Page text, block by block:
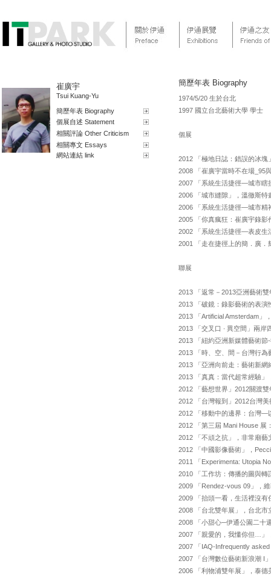
崔廣宇
Tsui Kuang-Yu
簡歷年表 Biography
個展自述 Statement
相關評論 Other Criticism
相關專文 Essays
網站連結 link
簡歷年表 Biography
1974/5/20 生於台北
1997 國立台北藝術大學 學士
個展
2012 「極地日誌：錯誤的冰
2008 「崔廣宇當時不在場_95
2007 「系統生活捷徑—城市瞎
2006 「城市縫隙」，溫徹斯特
2006 「系統生活捷徑—城市精
2005 「你真瘋狂：崔廣宇錄
2002 「系統生活捷徑—表皮生
2001 「走在捷徑上的簡．廣．
聯展
2013 「返常－2013亞洲藝術
2013 「破鏡：錄影藝術的表
2013 「Artificial Amsterdam」
2013 「交叉口 ∙ 異空間」兩
2013 「紐約亞洲新媒體藝術
2013 「時、空、間－台灣行
2013 「亞洲向前走：藝術新
2013 「真真：當代超常經驗
2012 「藝想世界」2012關渡
2012 「台灣報到」2012台灣
2012 「移動中的邊界：台灣—
2012 「第三屆 Mani House
2012 「不頑之抗」，非常廟藝
2012 「中國影像藝術」，
2011 「Experimenta: Utopia
2010 「工作坊：傳播的圖與
2009 「Rendez-vous 09」
2009 「抬頭一看，生活裡沒
2008 「台北雙年展」，台北市
2008 「小甜心─伊通公園二十
2007 「親愛的，我懂你但…」
2007 「IAQ-Infrequently
2007 「台灣數位藝術新浪潮 I
2006 「利物浦雙年展」，泰德